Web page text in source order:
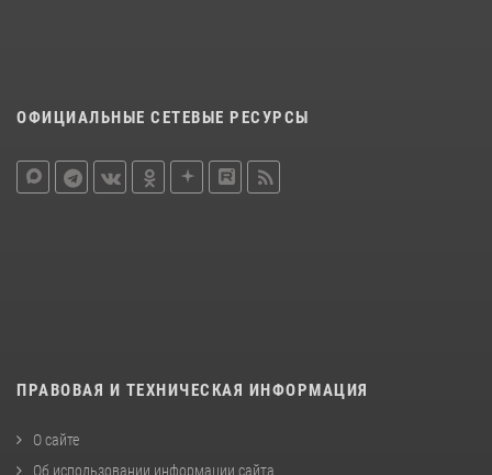
ОФИЦИАЛЬНЫЕ СЕТЕВЫЕ РЕСУРСЫ
ПРАВОВАЯ И ТЕХНИЧЕСКАЯ ИНФОРМАЦИЯ
О сайте
Об использовании информации сайта